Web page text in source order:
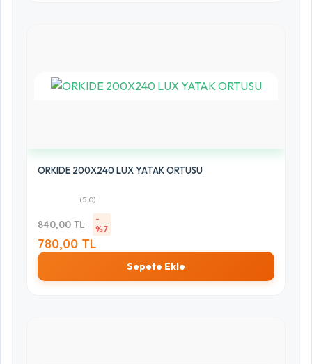
ORKIDE 200X240 LUX YATAK ORTUSU
(5.0)
840,00 TL
-
%7
780,00 TL
Sepete Ekle